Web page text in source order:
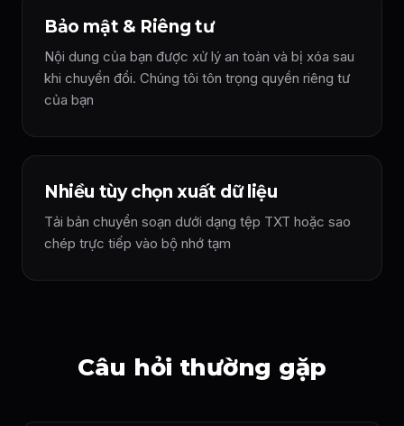
Bảo mật & Riêng tư
Nội dung của bạn được xử lý an toàn và bị xóa sau
khi chuyển đổi. Chúng tôi tôn trọng quyền riêng tư
của bạn
Nhiều tùy chọn xuất dữ liệu
Tải bản chuyển soạn dưới dạng tệp TXT hoặc sao
chép trực tiếp vào bộ nhớ tạm
Câu hỏi thường gặp